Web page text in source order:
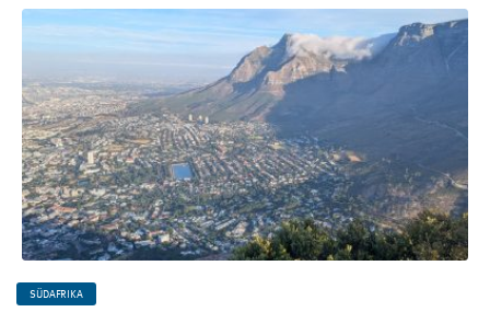
SÜDAFRIKA